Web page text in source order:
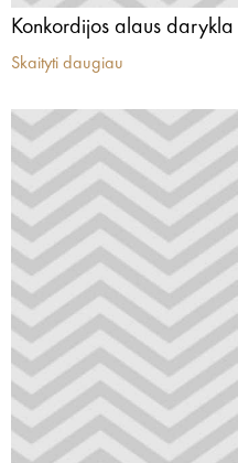
Konkordijos alaus darykla
Skaityti daugiau